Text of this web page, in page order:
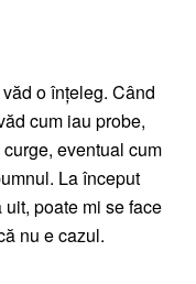
o înțeleg. Când
cum iau probe,
eventual cum
La început
poate mi se face
nu e cazul.